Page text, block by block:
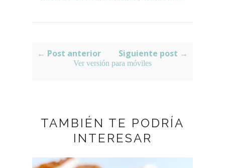
← Post anterior Siguiente post →
Ver versión para móviles
TAMBIÉN TE PODRÍA
INTERESAR